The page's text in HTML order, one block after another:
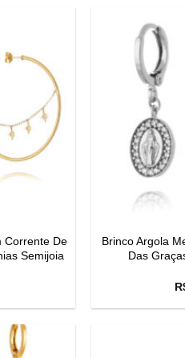
Corrente De
Semijoia
Brinco Argola
Das